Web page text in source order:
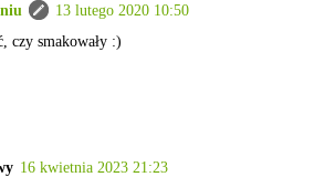
13 lutego 2020 10:50
czy smakowały :)
16 kwietnia 2023 21:23